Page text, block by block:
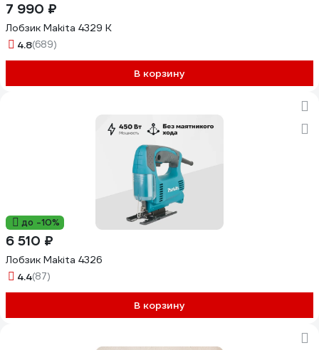
7 990 ₽
Лобзик Makita 4329 K
4.8(689)
В корзину
до -10%
6 510 ₽
Лобзик Makita 4326
4.4(87)
В корзину